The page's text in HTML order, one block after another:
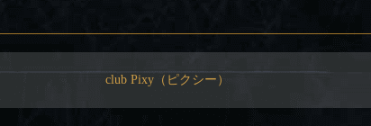
club Pixy（ピクシー）